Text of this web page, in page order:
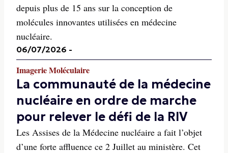
depuis plus de 15 ans sur la conception de
molécules innovantes utilisées en médecine
nucléaire.
06/07/2026 -
Imagerie Moléculaire
La communauté de la médecine
nucléaire en ordre de marche
pour relever le défi de la RIV
Les Assises de la Médecine nucléaire a fait l’objet
d’une forte affluence ce 2 Juillet au ministère. Cet